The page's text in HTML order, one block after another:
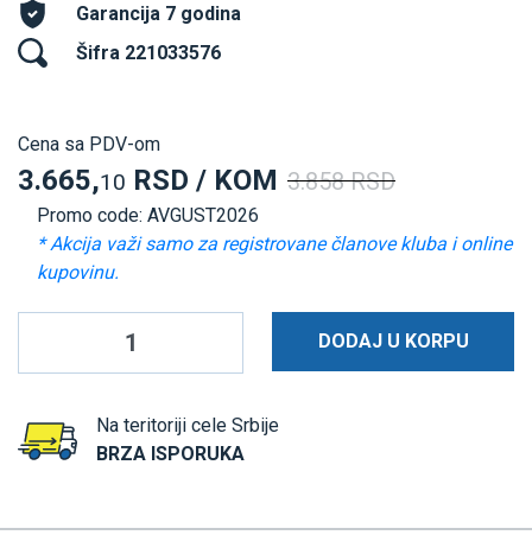
Garancija 7 godina
Šifra 221033576
Cena sa PDV-om
3.665,10 RSD / KOM 3.858 RSD
Promo code: AVGUST2026
* Akcija važi samo za registrovane članove kluba i online
kupovinu.
DODAJ U KORPU
Na teritoriji cele Srbije
BRZA ISPORUKA